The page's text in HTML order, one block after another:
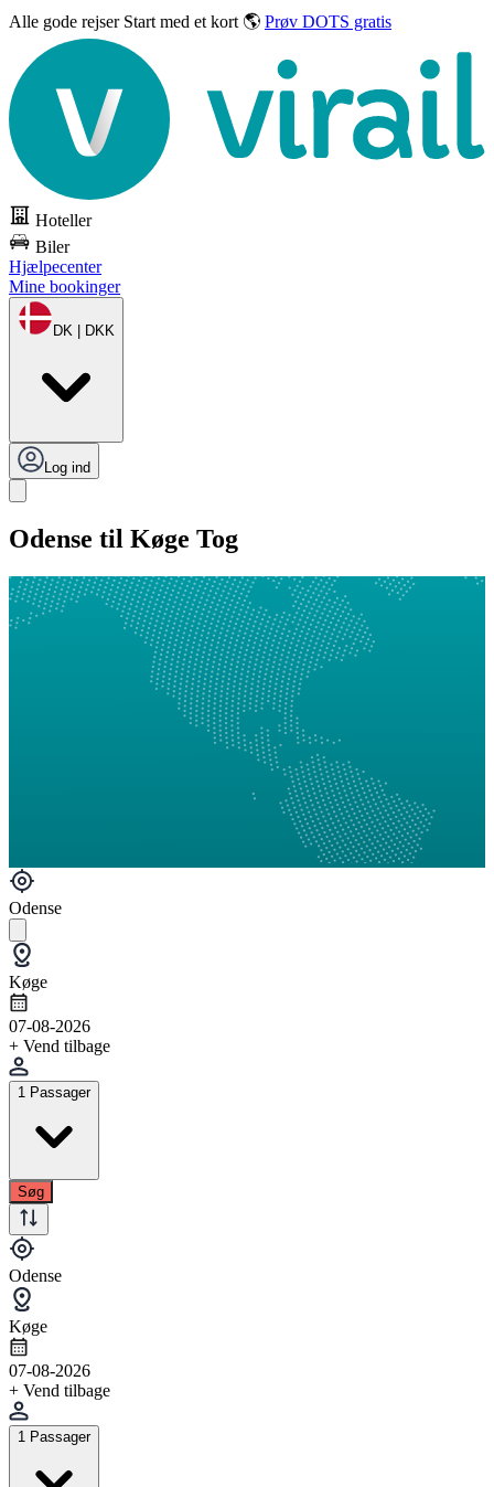
Alle gode rejser Start med et kort 🌎 Prøv DOTS gratis
Hoteller
Biler
Hjælpecenter
Mine bookinger
DK | DKK
Log ind
Odense til Køge Tog
Odense
Køge
07-08-2026
+ Vend tilbage
1 Passager
Søg
Odense
Køge
07-08-2026
+ Vend tilbage
1 Passager